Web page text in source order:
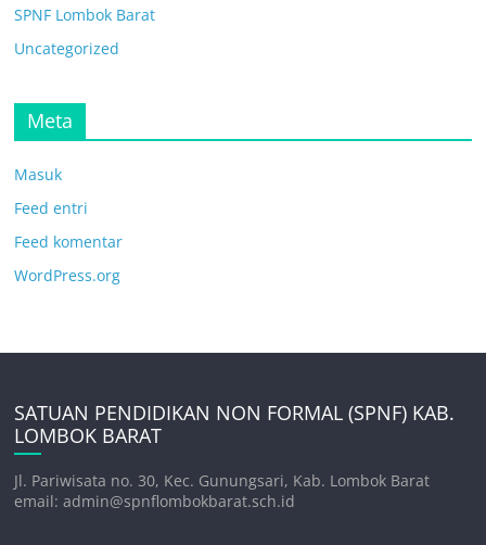
SPNF Lombok Barat
Uncategorized
Meta
Masuk
Feed entri
Feed komentar
WordPress.org
SATUAN PENDIDIKAN NON FORMAL (SPNF) KAB.
LOMBOK BARAT
Jl. Pariwisata no. 30, Kec. Gunungsari, Kab. Lombok Barat
email: admin@spnflombokbarat.sch.id